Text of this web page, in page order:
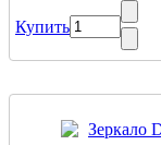
Купить